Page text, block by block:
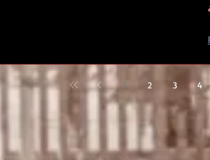
1 2 3 4